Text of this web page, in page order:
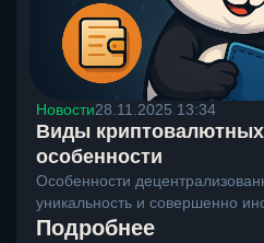
Новости28.11.2025 13:34
Виды
особенности
Особенности
уникальность и совершенно
Подробнее